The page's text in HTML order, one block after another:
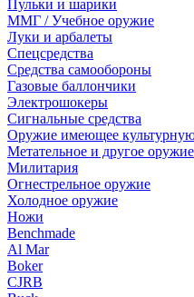
Пульки и шарики
ММГ / Учебное оружие
Луки и арбалеты
Спецсредства
Средства самообороны
Газовые баллончики
Электрошокеры
Сигнальные средства
Оружие имеющее
Метательное и другое оружие
Милитария
Огнестрельное оружие
Холодное оружие
Ножи
Benchmade
Al Mar
Boker
CJRB